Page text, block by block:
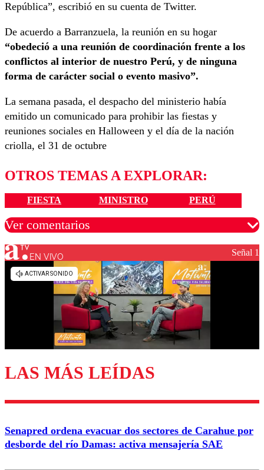
República”, escribió en su cuenta de Twitter.
De acuerdo a Barranzuela, la reunión en su hogar
“obedeció a una reunión de coordinación frente a los
conflictos al interior de nuestro Perú, y de ninguna
forma de carácter social o evento masivo”.
La semana pasada, el despacho del ministerio había
emitido un comunicado para prohibir las fiestas y
reuniones sociales en Halloween y el día de la nación
criolla, el 31 de octubre
OTROS TEMAS A EXPLORAR:
FIESTA MINISTRO PERÚ
Ver comentarios
Los comentarios son moderados para garantizar un
diálogo respetuoso.
Enviar comentario
EN VIVO Señal 1
LAS MÁS LEÍDAS
Senapred ordena evacuar dos sectores de Carahue por
desborde del río Damas: activa mensajería SAE